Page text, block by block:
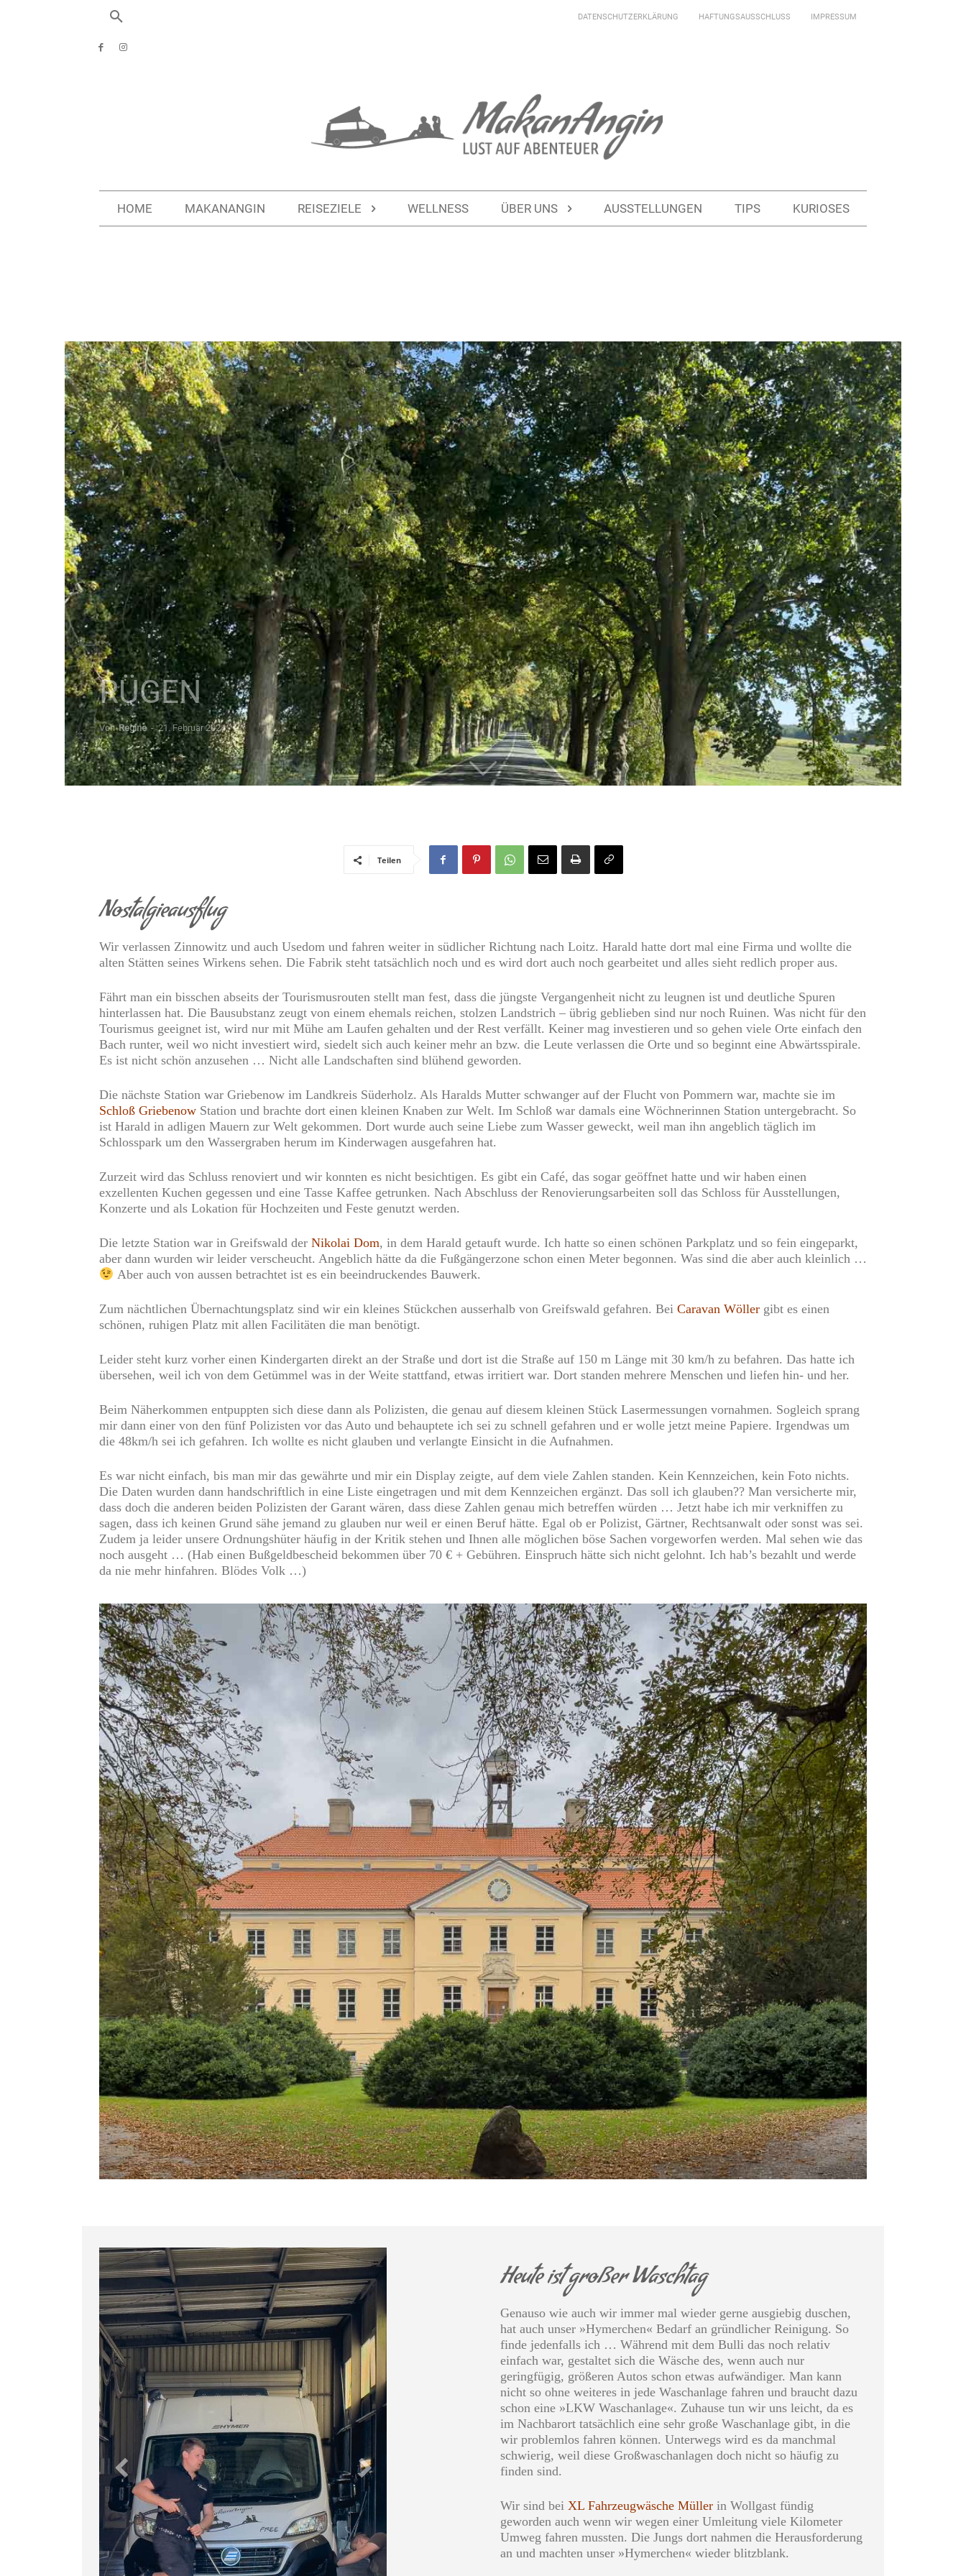
DATENSCHUTZERKLÄRUNG HAFTUNGSAUSSCHLUSS IMPRESSUM
HOME MAKANANGIN REISEZIELE WELLNESS ÜBER UNS AUSSTELLUNGEN TIPS KURIOSES
RÜGEN
Von Regine - 21. Februar 2024
Teilen
Nostalgieausflug
Wir verlassen Zinnowitz und auch Usedom und fahren weiter in südlicher Richtung nach Loitz. Harald hatte dort mal eine Firma und wollte die
alten Stätten seines Wirkens sehen. Die Fabrik steht tatsächlich noch und es wird dort auch noch gearbeitet und alles sieht redlich proper aus.
Fährt man ein bisschen abseits der Tourismusrouten stellt man fest, dass die jüngste Vergangenheit nicht zu leugnen ist und deutliche Spuren
hinterlassen hat. Die Bausubstanz zeugt von einem ehemals reichen, stolzen Landstrich – übrig geblieben sind nur noch Ruinen. Was nicht für den
Tourismus geeignet ist, wird nur mit Mühe am Laufen gehalten und der Rest verfällt. Keiner mag investieren und so gehen viele Orte einfach den
Bach runter, weil wo nicht investiert wird, siedelt sich auch keiner mehr an bzw. die Leute verlassen die Orte und so beginnt eine Abwärtsspirale.
Es ist nicht schön anzusehen … Nicht alle Landschaften sind blühend geworden.
Die nächste Station war Griebenow im Landkreis Süderholz. Als Haralds Mutter schwanger auf der Flucht von Pommern war, machte sie im
Schloß Griebenow Station und brachte dort einen kleinen Knaben zur Welt. Im Schloß war damals eine Wöchnerinnen Station untergebracht. So
ist Harald in adligen Mauern zur Welt gekommen. Dort wurde auch seine Liebe zum Wasser geweckt, weil man ihn angeblich täglich im
Schlosspark um den Wassergraben herum im Kinderwagen ausgefahren hat.
Zurzeit wird das Schluss renoviert und wir konnten es nicht besichtigen. Es gibt ein Café, das sogar geöffnet hatte und wir haben einen
exzellenten Kuchen gegessen und eine Tasse Kaffee getrunken. Nach Abschluss der Renovierungsarbeiten soll das Schloss für Ausstellungen,
Konzerte und als Lokation für Hochzeiten und Feste genutzt werden.
Die letzte Station war in Greifswald der Nikolai Dom, in dem Harald getauft wurde. Ich hatte so einen schönen Parkplatz und so fein eingeparkt,
aber dann wurden wir leider verscheucht. Angeblich hätte da die Fußgängerzone schon einen Meter begonnen. Was sind die aber auch kleinlich …
Aber auch von aussen betrachtet ist es ein beeindruckendes Bauwerk.
Zum nächtlichen Übernachtungsplatz sind wir ein kleines Stückchen ausserhalb von Greifswald gefahren. Bei Caravan Wöller gibt es einen
schönen, ruhigen Platz mit allen Facilitäten die man benötigt.
Leider steht kurz vorher einen Kindergarten direkt an der Straße und dort ist die Straße auf 150 m Länge mit 30 km/h zu befahren. Das hatte ich
übersehen, weil ich von dem Getümmel was in der Weite stattfand, etwas irritiert war. Dort standen mehrere Menschen und liefen hin- und her.
Beim Näherkommen entpuppten sich diese dann als Polizisten, die genau auf diesem kleinen Stück Lasermessungen vornahmen. Sogleich sprang
mir dann einer von den fünf Polizisten vor das Auto und behauptete ich sei zu schnell gefahren und er wolle jetzt meine Papiere. Irgendwas um
die 48km/h sei ich gefahren. Ich wollte es nicht glauben und verlangte Einsicht in die Aufnahmen.
Es war nicht einfach, bis man mir das gewährte und mir ein Display zeigte, auf dem viele Zahlen standen. Kein Kennzeichen, kein Foto nichts.
Die Daten wurden dann handschriftlich in eine Liste eingetragen und mit dem Kennzeichen ergänzt. Das soll ich glauben?? Man versicherte mir,
dass doch die anderen beiden Polizisten der Garant wären, dass diese Zahlen genau mich betreffen würden … Jetzt habe ich mir verkniffen zu
sagen, dass ich keinen Grund sähe jemand zu glauben nur weil er einen Beruf hätte. Egal ob er Polizist, Gärtner, Rechtsanwalt oder sonst was sei.
Zudem ja leider unsere Ordnungshüter häufig in der Kritik stehen und Ihnen alle möglichen böse Sachen vorgeworfen werden. Mal sehen wie das
noch ausgeht … (Hab einen Bußgeldbescheid bekommen über 70 € + Gebühren. Einspruch hätte sich nicht gelohnt. Ich hab’s bezahlt und werde
da nie mehr hinfahren. Blödes Volk …)
Heute ist großer Waschtag
Genauso wie auch wir immer mal wieder gerne ausgiebig duschen,
hat auch unser »Hymerchen« Bedarf an gründlicher Reinigung. So
finde jedenfalls ich … Während mit dem Bulli das noch relativ
einfach war, gestaltet sich die Wäsche des, wenn auch nur
geringfügig, größeren Autos schon etwas aufwändiger. Man kann
nicht so ohne weiteres in jede Waschanlage fahren und braucht dazu
schon eine »LKW Waschanlage«. Zuhause tun wir uns leicht, da es
im Nachbarort tatsächlich eine sehr große Waschanlage gibt, in die
wir problemlos fahren können. Unterwegs wird es da manchmal
schwierig, weil diese Großwaschanlagen doch nicht so häufig zu
finden sind.
Wir sind bei XL Fahrzeugwäsche Müller in Wollgast fündig
geworden auch wenn wir wegen einer Umleitung viele Kilometer
Umweg fahren mussten. Die Jungs dort nahmen die Herausforderung
an und machten unser »Hymerchen« wieder blitzblank.